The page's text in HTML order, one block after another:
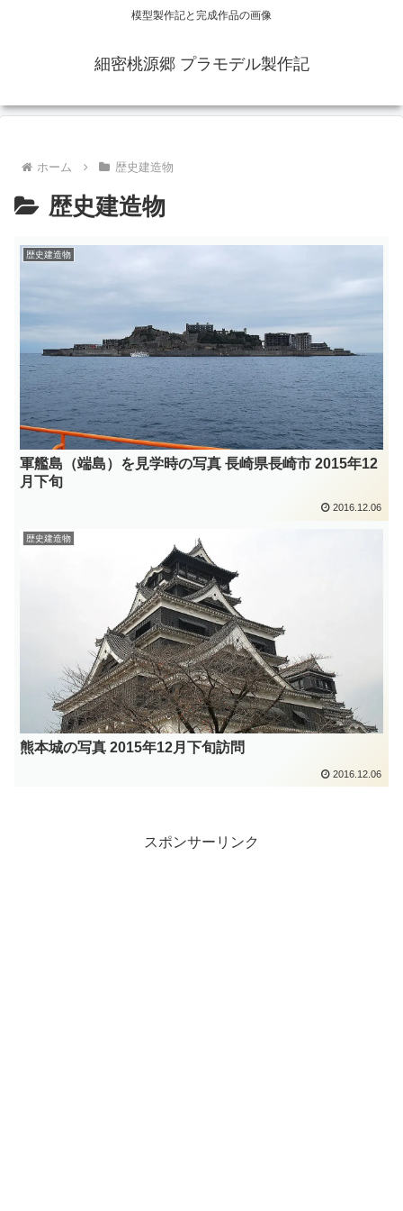
模型製作記と完成作品の画像
細密桃源郷 プラモデル製作記
ホーム 歴史建造物
歴史建造物
歴史建造物
軍艦島（端島）を見学時の写真 長崎県長崎市 2015年12
月下旬
2016.12.06
歴史建造物
熊本城の写真 2015年12月下旬訪問
2016.12.06
スポンサーリンク